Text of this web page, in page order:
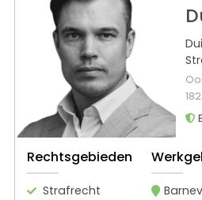
Rechtsgebieden
Strafrecht